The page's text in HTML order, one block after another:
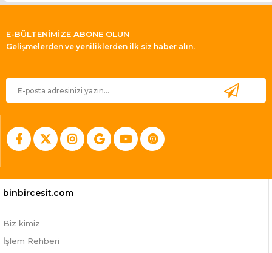
E-BÜLTENİMİZE ABONE OLUN
Gelişmelerden ve yeniliklerden ilk siz haber alın.
binbircesit.com
Biz kimiz
İşlem Rehberi